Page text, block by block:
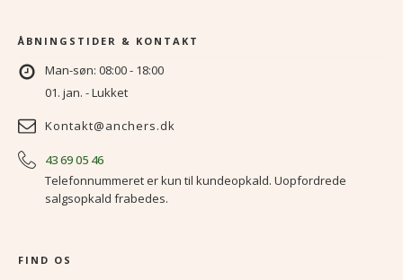
ÅBNINGSTIDER & KONTAKT
Man-søn: 08:00 - 18:00
01. jan. - Lukket
Kontakt@anchers.dk
43 69 05 46
Telefonnummeret er kun til kundeopkald. Uopfordrede
salgsopkald frabedes.
FIND OS